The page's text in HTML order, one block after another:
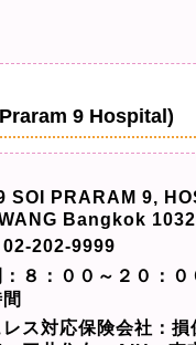
9 Hospital)
SOI PRARAM 9,
Bangkok
02-202-9999
：８：００～２０：
ス対応保険会社：損